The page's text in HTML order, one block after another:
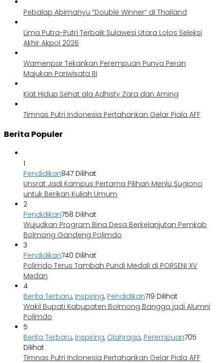
Pebalap Abimanyu “Double Winner” di Thailand
Lima Putra-Putri Terbaik Sulawesi Utara Lolos Seleksi
Akhir Akpol 2026
Wamenpar Tekankan Perempuan Punya Peran
Majukan Pariwisata RI
Kiat Hidup Sehat ala Adhisty Zara dan Aming
Timnas Putri Indonesia Pertahankan Gelar Piala AFF
Berita Populer
1
Pendidikan847 Dilihat
Unsrat Jadi Kampus Pertama Pilihan Menlu Sugiono
untuk Berikan Kuliah Umum
2
Pendidikan758 Dilihat
Wujudkan Program Bina Desa Berkelanjutan Pemkab
Bolmong Gandeng Polimdo
3
Pendidikan740 Dilihat
Polimdo Terus Tambah Pundi Medali di PORSENI XV
Medan
4
Berita Terbaru, Inspiring, Pendidikan719 Dilihat
Wakil Bupati Kabupaten Bolmong Bangga jadi Alumni
Polimdo
5
Berita Terbaru, Inspiring, Olahraga, Perempuan705
Dilihat
Timnas Putri Indonesia Pertahankan Gelar Piala AFF